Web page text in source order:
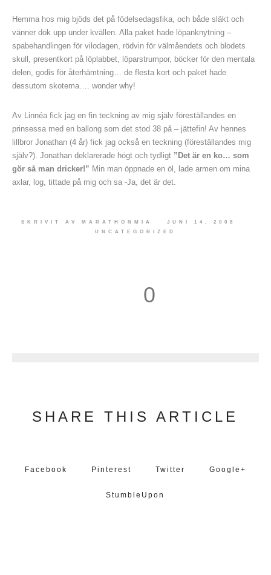
Hemma hos mig bjöds det på födelsedagsfika, och både släkt och
vänner dök upp under kvällen. Alla paket hade löpanknytning –
spabehandlingen för vilodagen, rödvin för välmåendets och blodets
skull, presentkort på löplabbet, löparstrumpor, böcker för den mentala
delen, godis för återhämtning… de flesta kort och paket hade
dessutom skotema…. wonder why!
Av Linnéa fick jag en fin teckning av mig själv föreställandes en
prinsessa med en ballong som det stod 38 på – jättefin! Av hennes
lillbror Jonathan (4 år) fick jag också en teckning (föreställandes mig
själv?). Jonathan deklarerade högt och tydligt ”Det är en ko… som
gör så man dricker!” Min man öppnade en öl, lade armen om mina
axlar, log, tittade på mig och sa -Ja, det är det.
SKRIVIT AV MARATHONMIA
JUNI 14, 2008
UNCATEGORIZED
0
SHARE THIS ARTICLE
Facebook Pinterest Twitter Google+
StumbleUpon